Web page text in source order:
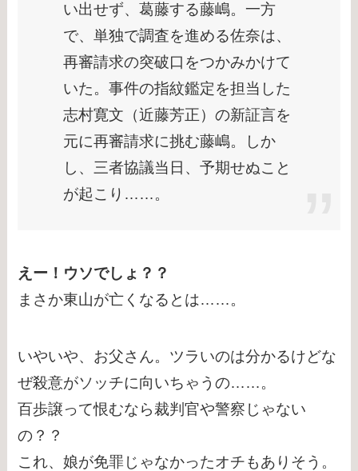
い出せず、葛藤する藤嶋。一方
で、単独で調査を進める佐奈は、
再審請求の突破口をつかみかけて
いた。事件の指紋鑑定を担当した
志村寛文（近藤芳正）の新証言を
元に再審請求に挑む藤嶋。しか
し、三者協議当日、予期せぬこと
が起こり……。
えー！ウソでしょ？？
まさか東山が亡くなるとは……。
いやいや、お父さん。ツラいのは分かるけどな
ぜ殺意がソッチに向いちゃうの……。
百歩譲って恨むなら裁判官や警察じゃない
の？？
これ、娘が免罪じゃなかったオチもありそう。